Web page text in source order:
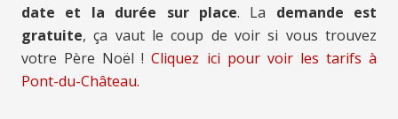
date et la durée sur place. La demande est
gratuite, ça vaut le coup de voir si vous trouvez
votre Père Noël !Cliquez ici pour voir les tarifs à
Pont-du-Château.